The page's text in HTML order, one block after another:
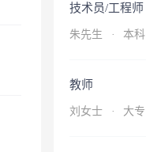
技术员/工程师
朱先生 · 本科
教师
刘女士 · 大专